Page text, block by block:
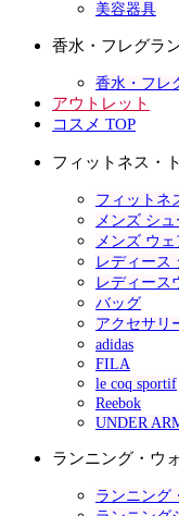
美容器具
香水・フレグラ
香水・フレ
アウトレット
コスメ TOP
フィットネス・
フィットネ
メンズ シ
メンズ ウェ
レディース
レディース
バッグ
アクセサリ
adidas
FILA
le coq sportif
Reebok
UNDER
ランニング・ウ
ランニング